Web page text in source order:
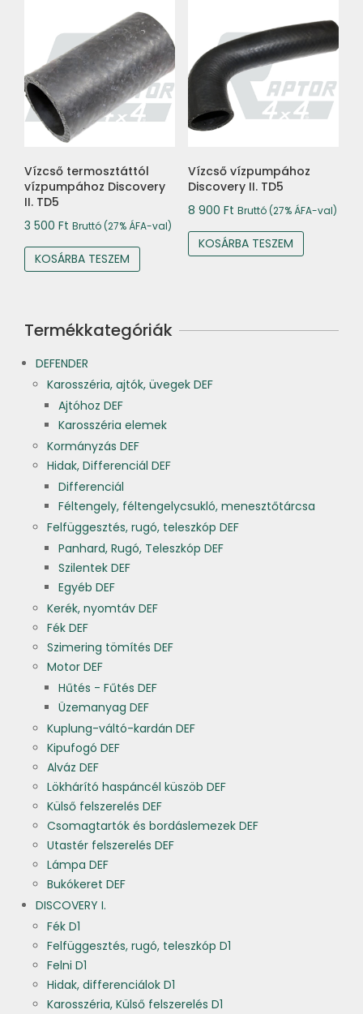
Vízcső termosztáttól
vízpumpához Discovery
II. TD5
3 500 Ft Bruttó (27% ÁFA-val)
KOSÁRBA TESZEM
Vízcső vízpumpához
Discovery II. TD5
8 900 Ft Bruttó (27% ÁFA-val)
KOSÁRBA TESZEM
Termékkategóriák
DEFENDER
Karosszéria, ajtók, üvegek DEF
Ajtóhoz DEF
Karosszéria elemek
Kormányzás DEF
Hidak, Differenciál DEF
Differenciál
Féltengely, féltengelycsukló, menesztőtárcsa
Felfüggesztés, rugó, teleszkóp DEF
Panhard, Rugó, Teleszkóp DEF
Szilentek DEF
Egyéb DEF
Kerék, nyomtáv DEF
Fék DEF
Szimering tömítés DEF
Motor DEF
Hűtés - Fűtés DEF
Üzemanyag DEF
Kuplung-váltó-kardán DEF
Kipufogó DEF
Alváz DEF
Lökhárító haspáncél küszöb DEF
Külső felszerelés DEF
Csomagtartók és bordáslemezek DEF
Utastér felszerelés DEF
Lámpa DEF
Bukókeret DEF
DISCOVERY I.
Fék D1
Felfüggesztés, rugó, teleszkóp D1
Felni D1
Hidak, differenciálok D1
Karosszéria, Külső felszerelés D1